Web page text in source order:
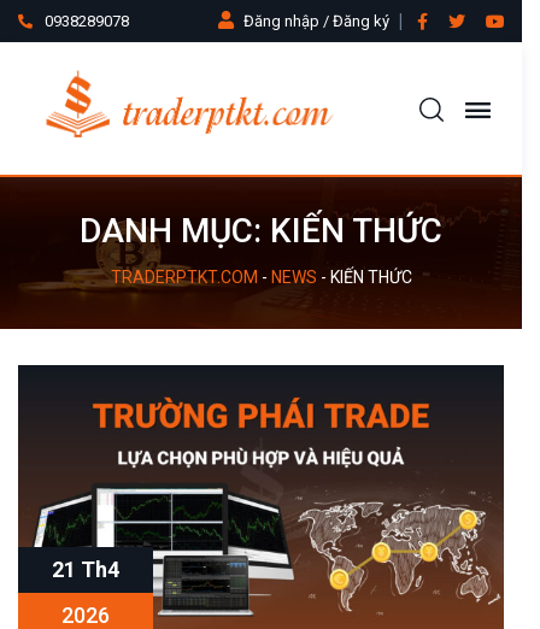
0938289078 Đăng nhập / Đăng ký
DANH MỤC: KIẾN THỨC
TRADERPTKT.COM - NEWS - KIẾN THỨC
21 Th4
2026